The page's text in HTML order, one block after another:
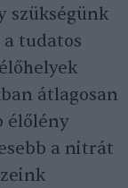
szükségünk
tudatos
átlagosan
élőlény
a nitrát